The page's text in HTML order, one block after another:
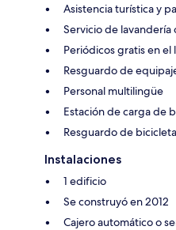
Asistencia turística y
Servicio de lavandería
Periódicos gratis en el
Resguardo de
Personal multilingüe
Estación de carga de
Resguardo de
Instalaciones
1 edificio
Se construyó en 2012
Cajero automático o